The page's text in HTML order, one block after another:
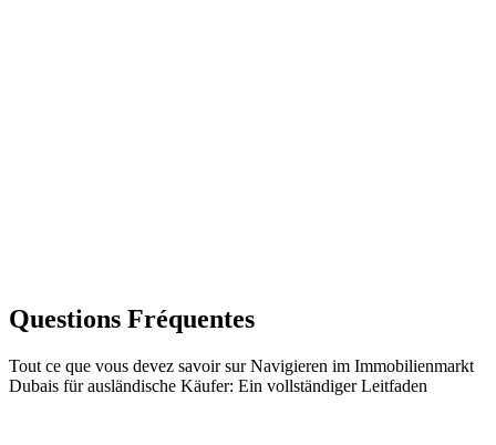
Questions Fréquentes
Tout ce que vous devez savoir surNavigieren im Immobilienmarkt
Dubais für ausländische Käufer: Ein vollständiger Leitfaden